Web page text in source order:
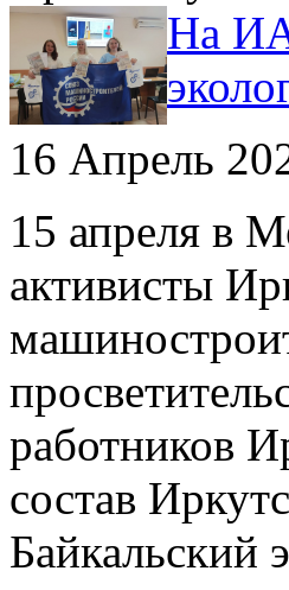
На
16 Апрель
15 апреля в
активисты
работников
состав
Байкальский